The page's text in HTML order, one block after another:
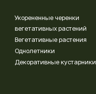
Укорененные черенки
вегетативных растений
Вегетативные растения
Однолетники
Декоративные кустарники